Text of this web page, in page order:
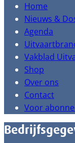
Home
Nieuws &
Agenda
Vakblad
Shop
Over ons
Contact
Voor